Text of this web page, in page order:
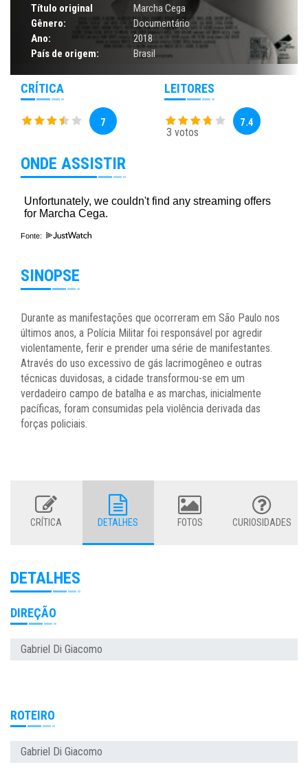
Título original
Marcha Cega
Gênero:
Documentário
Ano:
2018
País de origem:
Brasil
CRÍTICA
7
LEITORES
3 votos
7.4
ONDE ASSISTIR
Fonte:
SINOPSE
Durante as manifestações que ocorreram em São Paulo nos
últimos anos, a Polícia Militar foi responsável por agredir
violentamente, ferir e prender uma série de manifestantes.
Através do uso excessivo de gás lacrimogêneo e outras
técnicas duvidosas, a cidade transformou-se em um
verdadeiro campo de batalha e as marchas, inicialmente
pacíficas, foram consumidas pela violência derivada das
forças policiais.
CRÍTICA DETALHES FOTOS CURIOSIDADES
DETALHES
DIREÇÃO
Gabriel Di Giacomo
ROTEIRO
Gabriel Di Giacomo